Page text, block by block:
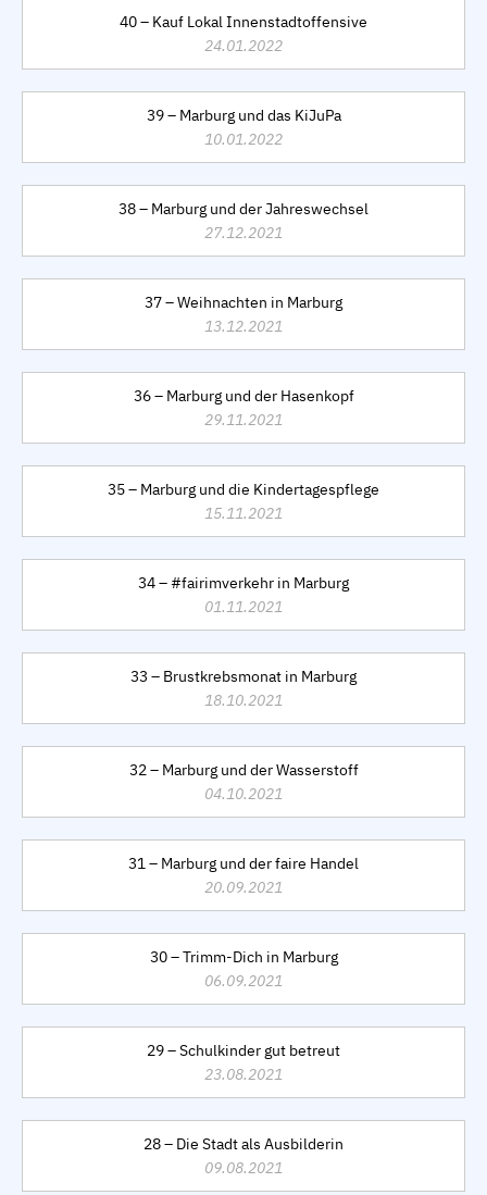
40 – Kauf Lokal Innenstadtoffensive
24.01.2022
39 – Marburg und das KiJuPa
10.01.2022
38 – Marburg und der Jahreswechsel
27.12.2021
37 – Weihnachten in Marburg
13.12.2021
36 – Marburg und der Hasenkopf
29.11.2021
35 – Marburg und die Kindertagespflege
15.11.2021
34 – #fairimverkehr in Marburg
01.11.2021
33 – Brustkrebsmonat in Marburg
18.10.2021
32 – Marburg und der Wasserstoff
04.10.2021
31 – Marburg und der faire Handel
20.09.2021
30 – Trimm-Dich in Marburg
06.09.2021
29 – Schulkinder gut betreut
23.08.2021
28 – Die Stadt als Ausbilderin
09.08.2021